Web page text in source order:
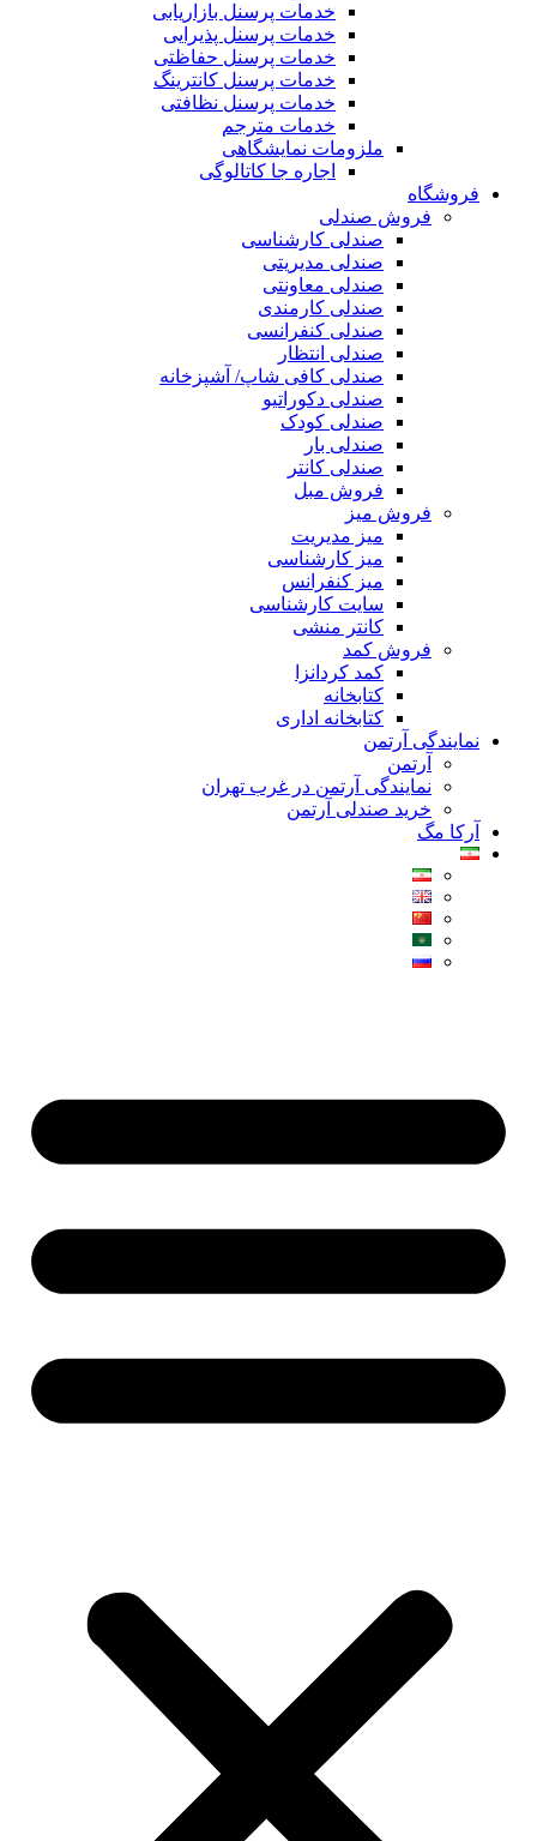
خدمات پرسنل بازاریابی
خدمات پرسنل پذیرایی
خدمات پرسنل حفاظتی
خدمات پرسنل کانترینگ
خدمات پرسنل نظافتی
خدمات مترجم
ملزومات نمایشگاهی
اجاره جا کاتالوگی
فروشگاه
فروش صندلی
صندلی کارشناسی
صندلی مدیریتی
صندلی معاونتی
صندلی کارمندی
صندلی کنفرانسی
صندلی انتظار
صندلی کافی شاپ/ آشپزخانه
صندلی دکوراتیو
صندلی کودک
صندلی بار
صندلی کانتر
فروش مبل
فروش میز
میز مدیریت
میز کارشناسی
میز کنفرانس
سایت کارشناسی
کانتر منشی
فروش کمد
کمد کردانزا
کتابخانه
کتابخانه اداری
نمایندگی آرتمن
آرتمن
نمایندگی آرتمن در غرب تهران
خرید صندلی آرتمن
آرکا مگ